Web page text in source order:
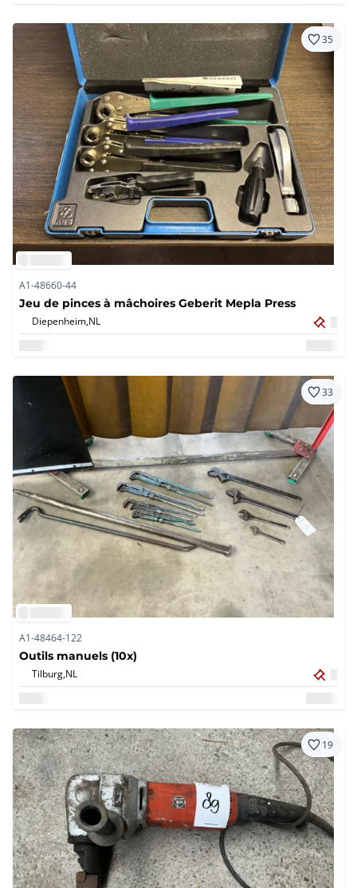
35
A1-48660-44
Jeu de pinces à mâchoires Geberit Mepla Press
Diepenheim,NL
33
A1-48464-122
Outils manuels (10x)
Tilburg,NL
19